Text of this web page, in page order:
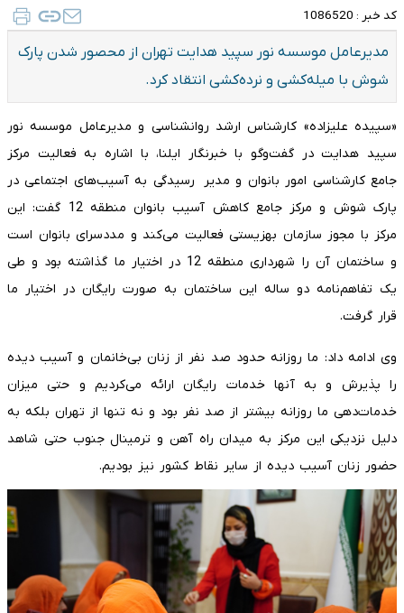
کد خبر : 1086520
مدیرعامل موسسه نور سپید هدایت تهران از محصور شدن پارک
شوش با میله‌کشی و نرده‌کشی انتقاد کرد.
«سپیده علیزاده» کارشناس ارشد روانشناسی و مدیرعامل موسسه نور
سپید هدایت در گفت‌وگو با خبرنگار ایلنا، با اشاره به فعالیت مرکز
جامع کارشناسی امور بانوان و مدیر رسیدگی به آسیب‌های اجتماعی در
پارک شوش و مرکز جامع کاهش آسیب بانوان منطقه 12 گفت: این
مرکز با مجوز سازمان بهزیستی فعالیت می‌کند و مددسرای بانوان است
و ساختمان آن را شهرداری منطقه 12 در اختیار ما گذاشته بود و طی
یک تفاهم‌نامه دو ساله این ساختمان به صورت رایگان در اختیار ما
قرار گرفت.
وی ادامه داد: ما روزانه حدود صد نفر از زنان بی‌خانمان و آسیب دیده
را پذیرش و به آنها خدمات رایگان ارائه می‌کردیم و حتی میزان
خدمات‌دهی ما روزانه بیشتر از صد نفر بود و نه تنها از تهران بلکه به
دلیل نزدیکی این مرکز به میدان راه آهن و ترمینال جنوب حتی شاهد
حضور زنان آسیب دیده از سایر نقاط کشور نیز بودیم.